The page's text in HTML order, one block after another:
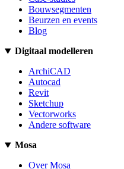
Bouwsegmenten
Beurzen en events
Blog
Digitaal modelleren
ArchiCAD
Autocad
Revit
Sketchup
Vectorworks
Andere software
Mosa
Over Mosa